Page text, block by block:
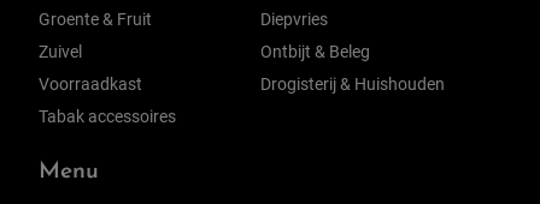
Groente & Fruit
Zuivel
Voorraadkast
Tabak accessoires
Diepvries
Ontbijt & Beleg
Drogisterij & Huishouden
Menu